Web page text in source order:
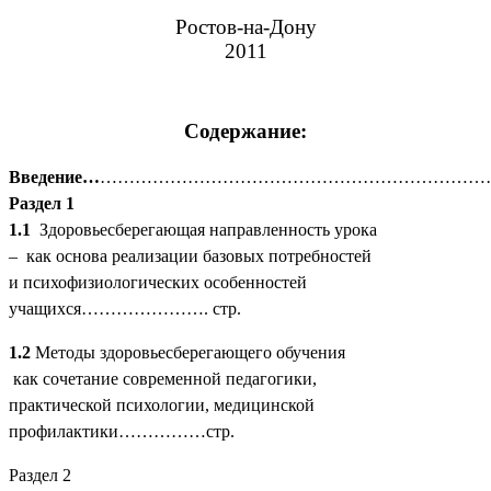
Ростов-на-Дону
2011
Содержание:
Введение…
Раздел 1
1.1 Здоровьесберегающая направленность урока
– как основа реализации базовых потребностей
и психофизиологических особенностей
учащихся…………………. стр.
1.2 Методы здоровьесберегающего обучения
как сочетание современной педагогики,
практической психологии, медицинской
профилактики……………стр.
Раздел 2